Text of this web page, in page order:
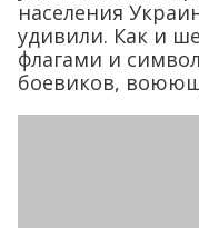
населения
удивили. Как и
флагами и
боевиков,